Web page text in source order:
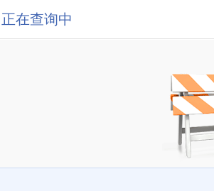
正在查询中